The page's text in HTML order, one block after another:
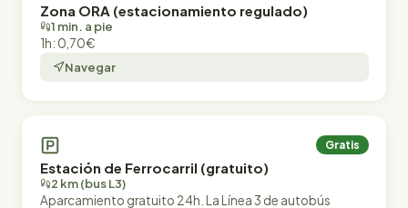
Zona ORA (estacionamiento regulado)
1 min. a pie
1h: 0,70€
Navegar
Gratis
Estación de Ferrocarril (gratuito)
2 km (bus L3)
Aparcamiento gratuito 24h. La Línea 3 de autobús